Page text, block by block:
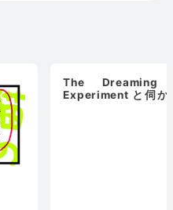
The Dreaming
Experiment と伺か